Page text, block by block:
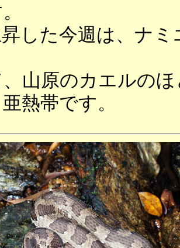
した今週は、ナ
山原のカエルの
熱帯です。